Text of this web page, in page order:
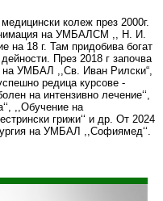
колеж през 2000г.
на УМБАЛСМ ,, Н. И.
на 18 г. Там придобива богат
През 2018 г започва
на УМБАЛ ,,Св. Иван Рилски“,
редица курсове -
на интензивно лечение‘‘,
,,Обучение на
грижи‘‘ и др. От 2024
на УМБАЛ ,,Софиямед‘‘.